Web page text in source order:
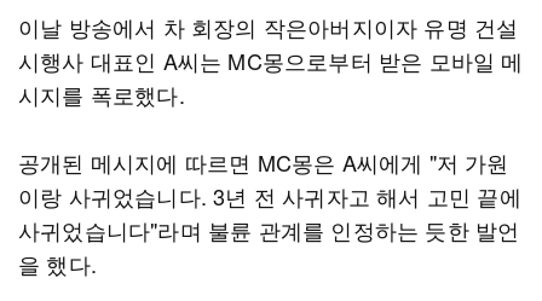
이날 방송에서 차 회장의 작은아버지이자 유명 건설
시행사 대표인 A씨는 MC몽으로부터 받은 모바일 메
시지를 폭로했다.
공개된 메시지에 따르면 MC몽은 A씨에게 "저 가원
이랑 사귀었습니다. 3년 전 사귀자고 해서 고민 끝에
사귀었습니다"라며 불륜 관계를 인정하는 듯한 발언
을 했다.